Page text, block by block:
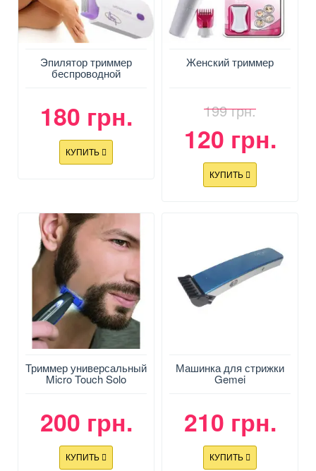
Эпилятор триммер
беспроводной
180 грн.
КУПИТЬ
Женский триммер
199 грн.
120 грн.
КУПИТЬ
Триммер универсальный
Micro Touch Solo
200 грн.
КУПИТЬ
Машинка для стрижки
Gemei
210 грн.
КУПИТЬ